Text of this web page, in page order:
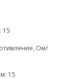
15
Ом/
15